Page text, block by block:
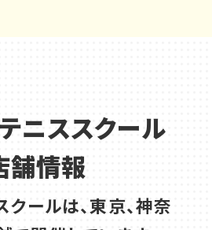
ニススクール
舗情報
ールは、東京、神奈